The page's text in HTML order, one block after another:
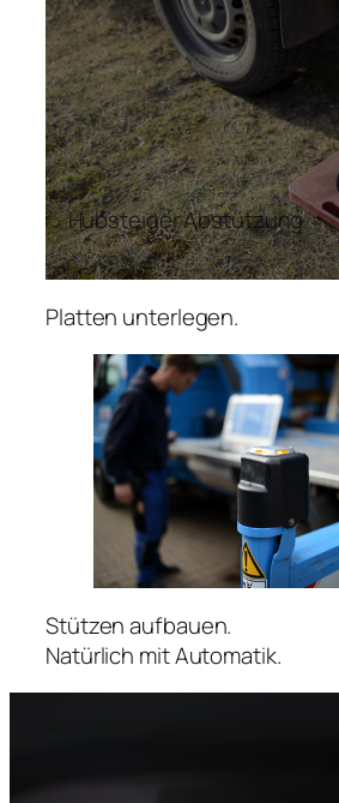
Hubsteiger Abstützung
Platten unterlegen.
Stützen aufbauen.
Natürlich mit Automatik.